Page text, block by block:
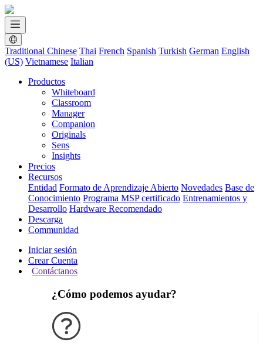
Traditional Chinese Thai French Spanish Turkish German English
(US) Vietnamese Italian
Productos
Whiteboard
Classroom
Manager
Companion
Originals
Sens
Insights
Precios
Recursos
Entidad Formato de Aprendizaje Abierto Novedades Base de
Conocimiento Programa MSP certificado Entrenamientos y
Desarrollo Hardware Recomendado
Descarga
Communidad
Iniciar sesión
Crear Cuenta
Contáctanos
¿Cómo podemos ayudar?